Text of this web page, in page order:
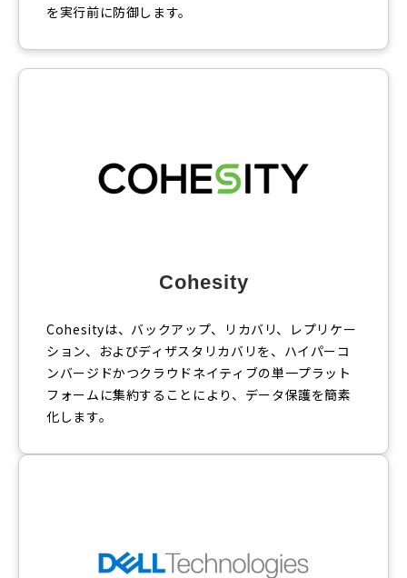
を実行前に防御します。
Cohesity
Cohesityは、バックアップ、リカバリ、レプリケー
ション、およびディザスタリカバリを、ハイパーコ
ンバージドかつクラウドネイティブの単一プラット
フォームに集約することにより、データ保護を簡素
化します。